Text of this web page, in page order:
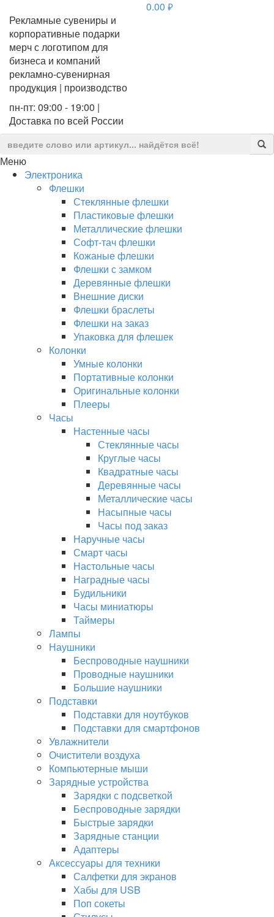
Рекламные сувениры и
корпоративные подарки
мерч с логотипом для
бизнеса и компаний
рекламно-сувенирная
продукция | производство
пн-пт: 09:00 - 19:00 |
Доставка по всей России
0.00 руб.
Меню
Электроника
Флешки
Стеклянные флешки
Пластиковые флешки
Металлические флешки
Софт-тач флешки
Кожаные флешки
Флешки с замком
Деревянные флешки
Внешние диски
Флешки браслеты
Флешки на заказ
Упаковка для флешек
Колонки
Умные колонки
Портативные колонки
Оригинальные колонки
Плееры
Часы
Настенные часы
Стеклянные часы
Круглые часы
Квадратные часы
Деревянные часы
Металлические часы
Насыпные часы
Часы под заказ
Наручные часы
Смарт часы
Настольные часы
Наградные часы
Будильники
Часы миниатюры
Таймеры
Лампы
Наушники
Беспроводные наушники
Проводные наушники
Большие наушники
Подставки
Подставки для ноутбуков
Подставки для смартфонов
Увлажнители
Очистители воздуха
Компьютерные мыши
Зарядные устройства
Зарядки с подсветкой
Беспроводные зарядки
Быстрые зарядки
Зарядные станции
Адаптеры
Аксессуары для техники
Салфетки для экранов
Хабы для USB
Поп сокеты